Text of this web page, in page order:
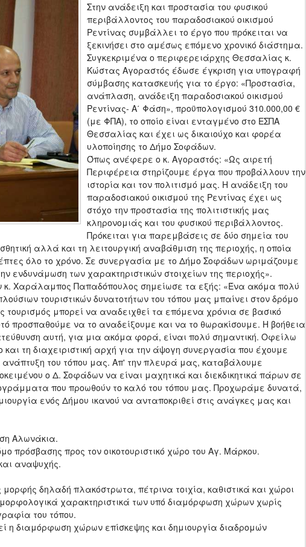
Στην ανάδειξη και προστασία του φυσικού
περιβάλλοντος του παραδοσιακού οικισμού
Ρεντίνας συμβάλλει το έργο που πρόκειται να
ξεκινήσει στο αμέσως επόμενο χρονικό διάστημα.
Συγκεκριμένα ο περιφερειάρχης Θεσσαλίας κ.
Κώστας Αγοραστός έδωσε έγκριση για υπογραφή
σύμβασης κατασκευής για το έργο: «Προστασία,
ανάπλαση, ανάδειξη παραδοσιακού οικισμού
Ρεντίνας- Α΄ Φάση», προϋπολογισμού 310.000,00 €
(με ΦΠΑ), το οποίο είναι ενταγμένο στο ΕΣΠΑ
Θεσσαλίας και έχει ως δικαιούχο και φορέα
υλοποίησης το Δήμο Σοφάδων.
Όπως ανέφερε ο κ. Αγοραστός: «Ως αιρετή
Περιφέρεια στηρίζουμε έργα που προβάλλουν την
ιστορία και τον πολιτισμό μας. Η ανάδειξη του
παραδοσιακού οικισμού της Ρεντίνας έχει ως
στόχο την προστασία της πολιτιστικής μας
κληρονομιάς και του φυσικού περιβάλλοντος.
Πρόκειται για παρεμβάσεις σε δύο σημεία του
αλλά και τη λειτουργική αναβάθμιση της περιοχής, η οποία
όλο το χρόνο. Σε συνεργασία με το Δήμο Σοφάδων ωριμάζουμε
ενδυνάμωση των χαρακτηριστικών στοιχείων της περιοχής».
Χαράλαμπος Παπαδόπουλος σημείωσε τα εξής: «Ένα ακόμα πολύ
τουριστικών δυνατοτήτων του τόπου μας μπαίνει στον δρόμο
τουρισμός μπορεί να αναδειχθεί τα επόμενα χρόνια σε βασικό
προσπαθούμε να το αναδείξουμε και να το θωρακίσουμε. Η βοήθεια
αυτή, για μια ακόμα φορά, είναι πολύ σημαντική. Οφείλω
τη διαχειριστική αρχή για την άψογη συνεργασία που έχουμε
ανάπτυξη του τόπου μας. Απ' την πλευρά μας, καταβάλουμε
ο Δ. Σοφάδων να είναι μαχητικά και διεκδικητικά πάρων σε
που προωθούν το καλό του τόπου μας. Προχωράμε δυνατά,
ενός Δήμου ικανού να ανταποκριθεί στις ανάγκες μας και
Αλωνάκια.
πρόσβασης προς τον οικοτουριστικό χώρο του Αγ. Μάρκου.
αναψυχής.
δηλαδή πλακόστρωτα, πέτρινα τοιχία, καθιστικά και χώροι
χαρακτηριστικά των υπό διαμόρφωση χώρων χωρίς
του τόπου.
η διαμόρφωση χώρων επίσκεψης και δημιουργία διαδρομών